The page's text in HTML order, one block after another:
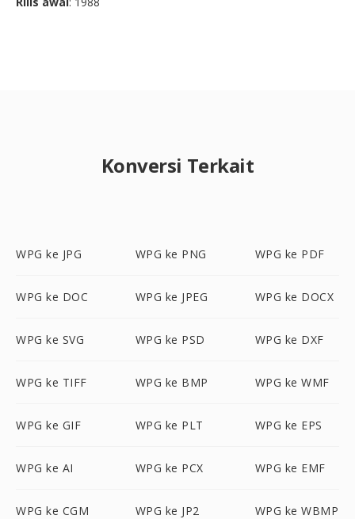
Konversi Terkait
WPG ke JPG WPG ke PNG WPG ke PDF
WPG ke DOC WPG ke JPEG WPG ke DOCX
WPG ke SVG WPG ke PSD WPG ke DXF
WPG ke TIFF WPG ke BMP WPG ke WMF
WPG ke GIF WPG ke PLT WPG ke EPS
WPG ke AI WPG ke PCX WPG ke EMF
WPG ke CGM WPG ke JP2 WPG ke WBMP